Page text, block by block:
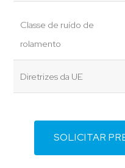
Classe de ruído de
rolamento
Diretrizes da UE
SOLICITAR